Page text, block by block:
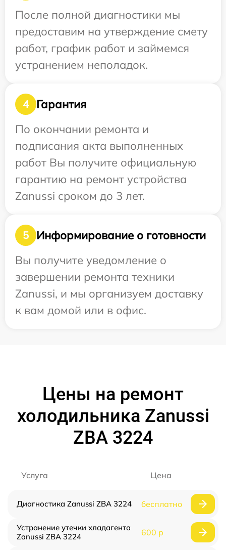
После полной диагностики мы
предоставим на утверждение смету
работ, график работ и займемся
устранением неполадок.
4
Гарантия
По окончании ремонта и
подписания акта выполненных
работ Вы получите официальную
гарантию на ремонт устройства
Zanussi сроком до 3 лет.
5
Информирование о готовности
Вы получите уведомление о
завершении ремонта техники
Zanussi, и мы организуем доставку
к вам домой или в офис.
Цены на ремонт
холодильника Zanussi
ZBA 3224
Услуга Цена
Диагностика Zanussi ZBA 3224 бесплатно
Устранение утечки хладагента
Zanussi ZBA 3224
600 р